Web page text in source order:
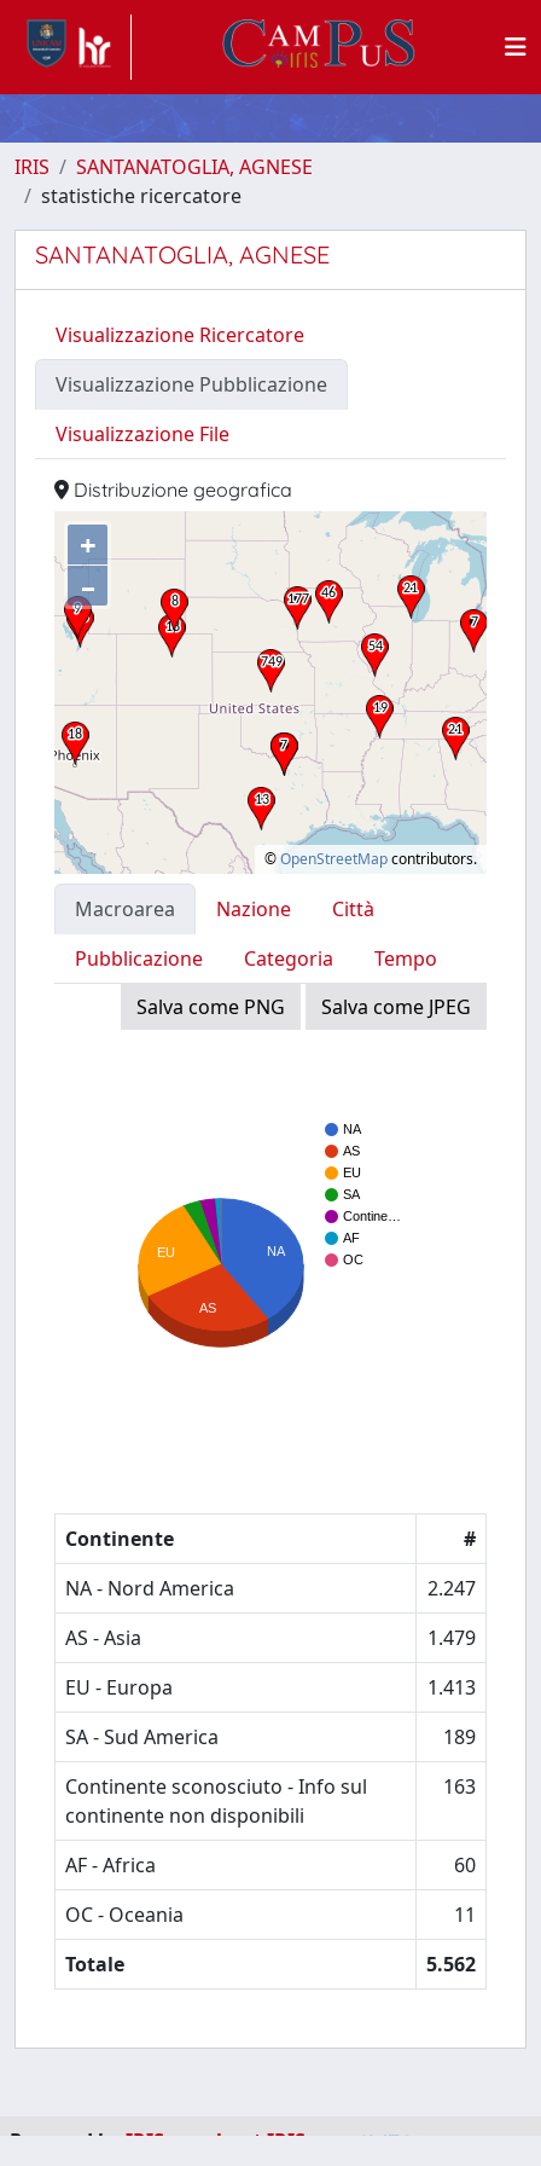
IRIS
SANTANATOGLIA, AGNESE
statistiche ricercatore
SANTANATOGLIA, AGNESE
Visualizzazione Ricercatore
Visualizzazione Pubblicazione
Visualizzazione File
Distribuzione geografica
+
–
©OpenStreetMapcontributors.
Macroarea Nazione
Città
Pubblicazione
Categoria
Tempo
Salva come PNG
Salva come JPEG
NA
AS
EU
SA
Contine…
AF
OC
NA
EU
AS
Continente
#
NA - Nord America
2.247
AS - Asia
1.479
EU - Europa
1.413
SA - Sud America
189
Continente sconosciuto - Info sul
continente non disponibili
163
AF - Africa
60
OC - Oceania
11
Totale
5.562
Powered by IRIS about IRIS